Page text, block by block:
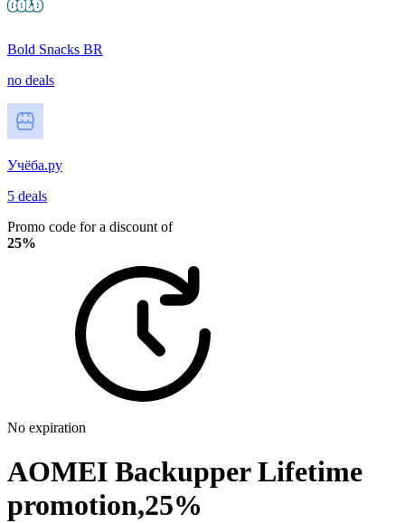
Bold Snacks BR
no deals
Учёба.ру
5 deals
Promo code for a discount of
25%
No expiration
AOMEI Backupper Lifetime
promotion,25%